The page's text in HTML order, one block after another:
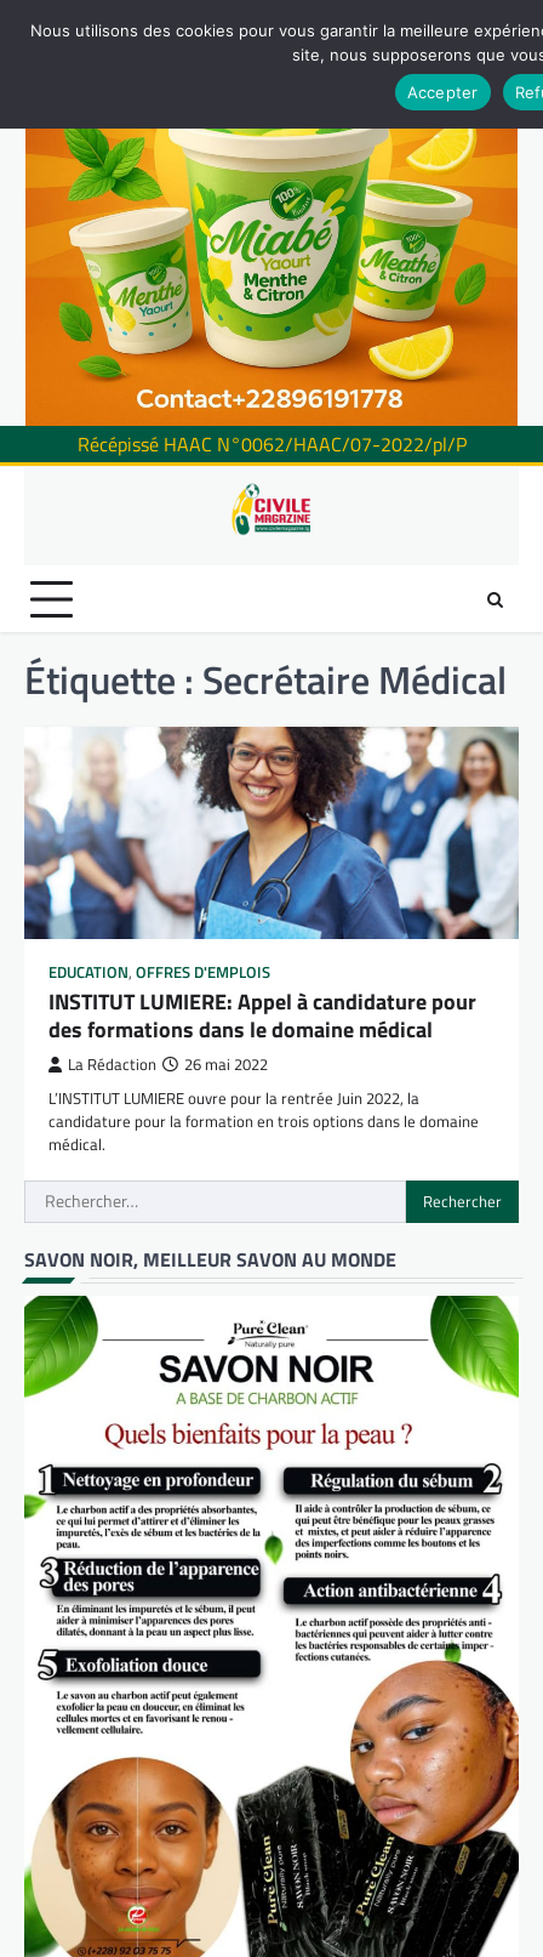
Récépissé HAAC N°0062/HAAC/07-2022/pl/P
Étiquette : Secrétaire Médical
EDUCATION, OFFRES D'EMPLOIS
INSTITUT LUMIERE: Appel à candidature pour
des formations dans le domaine médical
La Rédaction 26 mai 2022
L’INSTITUT LUMIERE ouvre pour la rentrée Juin 2022, la
candidature pour la formation en trois options dans le domaine
médical.
Rechercher :
SAVON NOIR, MEILLEUR SAVON AU MONDE
Nous utilisons des cookies pour vous garantir la meilleure
site, nous supposerons que
Accepter